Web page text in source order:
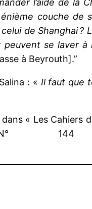
l’aide de la
couche de
de Shanghai ?
se laver à
à Beyrouth].”
: « Il faut que
dans « Les Cahiers
N°